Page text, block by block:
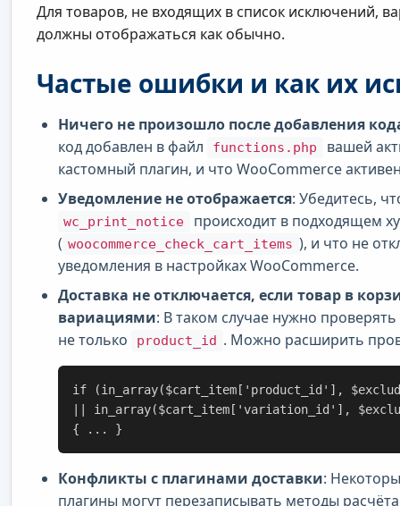
Для товаров, не входящих в список исключений,
должны отображаться как обычно.
Частые ошибки и как их
Ничего не произошло после добавления
код добавлен в файл
functions.php
вашей
кастомный плагин, и что WooCommerce
Уведомление не отображается: Убедитесь,
wc_print_notice
происходит в подходящем
( woocommerce_check_cart_items ), и что не
уведомления в настройках WooCommerce.
Доставка не отключается, если товар в
вариациями: В таком случае нужно проверять
не только
product_id . Можно расширить
if (in_array($cart_item['product_id'],
|| in_array($cart_item['variation_id'],
{ ... }
Конфликты с плагинами доставки:
плагины могут перезаписывать методы